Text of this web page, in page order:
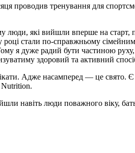
проводив тренування для
люди, які вийшли вперше на старт,
році стали по-справжньому
я дуже радий бути частиною
здоровий та активний
Адже насамперед — це свято.
Nutrition.
навіть люди поважного віку,